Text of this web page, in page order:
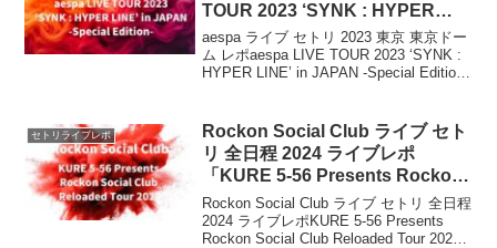
TOUR 2023 ‘SYNK : HYPER
LINE’ in JAPAN -Special
Edition-』
aespa ライブ セトリ 2023 東京 東京ドー
ム レポaespa LIVE TOUR 2023 ‘SYNK :
HYPER LINE’ in JAPAN -Special Edition-
セトリライブレポ
Rockon Social Club ライブ セト
リ 全日程 2024 ライブレポ
「KURE 5-56 Presents Rockon
Social Club Reloaded Tour
2024」
Rockon Social Club ライブ セトリ 全日程
2024 ライブレポKURE 5-56 Presents
Rockon Social Club Reloaded Tour 2024